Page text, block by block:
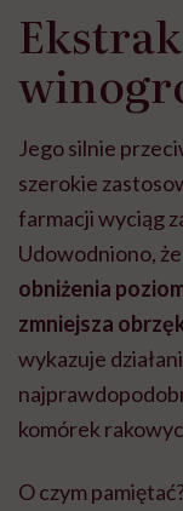
Jego silnie
szerokie
farmacji wyciąg
Udowodniono, że
obniżenia
zmniejsza
wykazuje
komórek
O czym